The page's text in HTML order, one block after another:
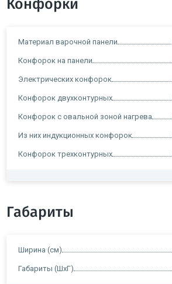
Конфорки
Материал варочной панели
Конфорок на панели
Электрических конфорок
Конфорок двухконтурных
Конфорок с овальной зоной нагрева
Из них индукционных конфорок
Конфорок трехконтурных
Габариты
Ширина (см)
Габариты (ШхГ)